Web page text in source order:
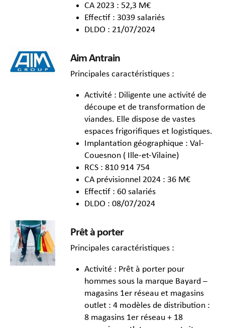
CA 2023 : 52,3 M€
Effectif : 3039 salariés
DLDO : 21/07/2024
Aim Antrain
Principales caractéristiques :
Activité : Diligente une activité de
découpe et de transformation de
viandes. Elle dispose de vastes
espaces frigorifiques et logistiques.
Implantation géographique : Val-
Couesnon ( Ille-et-Vilaine)
RCS : 810 914 754
CA prévisionnel 2024 : 36 M€
Effectif : 60 salariés
DLDO : 08/07/2024
Prêt à porter
Principales caractéristiques :
Activité : Prêt à porter pour
hommes sous la marque Bayard –
magasins 1er réseau et magasins
outlet : 4 modèles de distribution :
8 magasins 1er réseau + 18